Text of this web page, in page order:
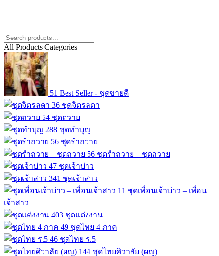
All Products Categories
51 Best Seller - ชุดขายดี
36 ชุดจิตรลดา
54 ชุดถวาย
288 ชุดทำบุญ
56 ชุดรำถวาย
56 ชุดรำถวาย – ชุดถวาย
47 ชุดเจ้าบ่าว
341 ชุดเจ้าสาว
11 ชุดเพื่อนเจ้าบ่าว – เพื่อน
เจ้าสาว
403 ชุดแต่งงาน
49 ชุดไทย 4 ภาค
46 ชุดไทย ร.5
144 ชุดไทยศิวาลัย (ผญ)